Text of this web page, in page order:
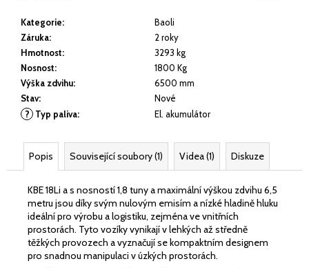
Kategorie:
Baoli
Záruka:
2 roky
Hmotnost:
3293 kg
Nosnost:
1800 Kg
Výška zdvihu:
6500 mm
Stav: Nové
? Typ paliva: El. akumulátor
Popis Související soubory (1) Videa (1) Diskuze
KBE 18Li a s nosností 1,8 tuny a maximální výškou zdvihu 6,5
metru jsou díky svým nulovým emisím a nízké hladině hluku
ideální pro výrobu a logistiku, zejména ve vnitřních
prostorách. Tyto vozíky vynikají v lehkých až středně
těžkých provozech a vyznačují se kompaktním designem
pro snadnou manipulaci v úzkých prostorách.
BAOLI
KBE
30
533
990
Kč